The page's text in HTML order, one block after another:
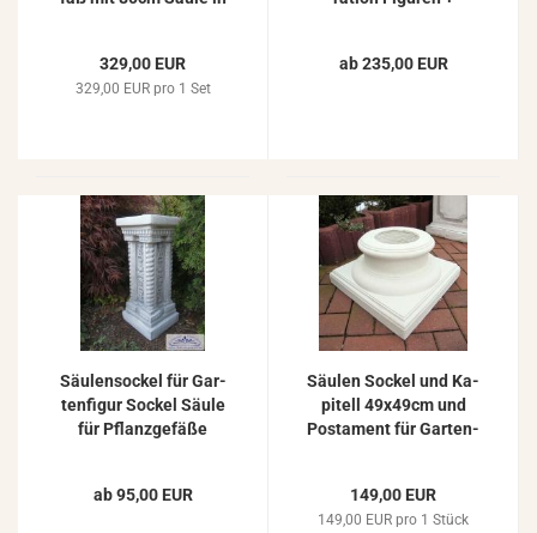
329,00 EUR
329,00 EUR pro 1 Set
ab 235,00 EUR
Säu­len­so­ckel für Gar­
ten­fi­gur So­ckel Säule
für Pflanz­ge­fä­ße
ab 95,00 EUR
Säu­len So­ckel und Ka­
pi­tell 49x49cm und
Pos­ta­ment für Gar­ten­
149,00 EUR
149,00 EUR pro 1 Stück